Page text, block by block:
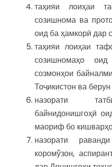
таҳияи лоиҳаи
созишнома ва
оид ба ҳамкорӣ дар
таҳияи лоиҳаи
созишномаҳо
созмонҳои
Тоҷикистон ва
назорати
байнидонишгоҳӣ
маориф бо
назорати
коромўзон,